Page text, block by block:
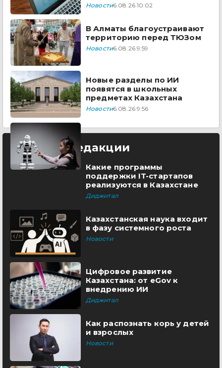
Новости6.08.26 10:02
В Алматы благоустраивают
территорию перед ТЮЗом
Новости6.08.26 9:59
Новые разделы по ИИ
появятся в школьных
предметах Казахстана
Новости6.08.26 9:56
Выбор редакции
Какие программы
поддержки IT-стартапов
реализуются в Казахстане
Диджитал
Казахстанская наука входит
в фазу системного роста
Новости
Цифровое развитие
Казахстана: от eGov к
внедрению ИИ
Диджитал
Как распознать корь у детей
и взрослых
Новости